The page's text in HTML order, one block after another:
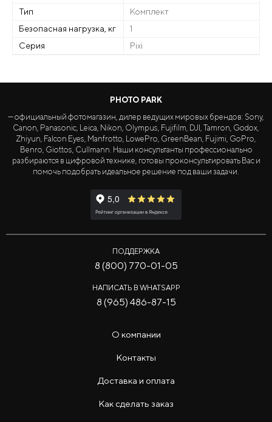
Тип
Комплект
Безопасная нагрузка, кг
1
Серия
Pixi
PHOTO PARK
— официальный фотомагазин, дилер ведущих мировых брендов: Sony,
Canon, Panasonic, Leica, Nikon, Olympus, Fujifilm, DJI, Tamron, Godox,
Zhiyun, Falcon Eyes, Manfrotto, LowePro, GreenBean, Fujimi, GoPro,
Benro, Giottos, Cullmann. Наши консультанты профессионально
разбираются в цифровой технике, готовы проконсультировать Вас и
помочь подобрать идеальное решение под ваши задачи.
ПОДДЕРЖКА
8 (800) 770-01-05
НАПИСАТЬ В WHATSAPP
8 (965) 486-87-15
О компании
Контакты
Доставка и оплата
Как сделать заказ